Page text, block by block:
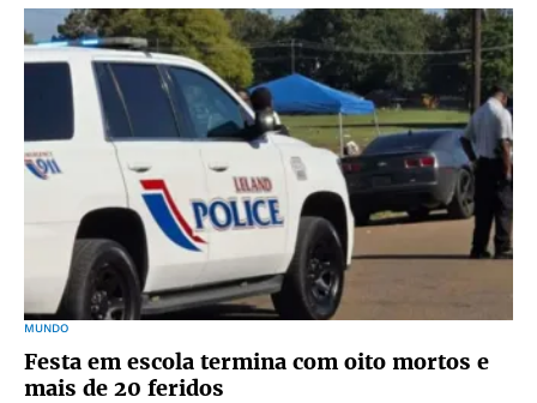
MUNDO
Festa em escola termina com oito mortos e
mais de 20 feridos